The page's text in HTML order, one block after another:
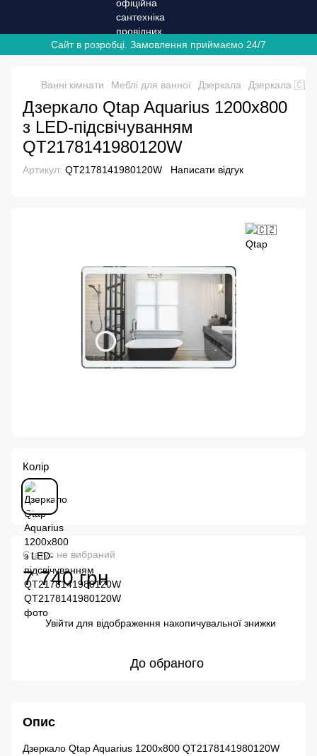
Сайт в розробці. Замовлення приймаємо 24/7
Ванні кімнати Меблі для ванної Дзеркала Дзеркала
Дзеркало Qtap Aquarius 1200х800
з LED-підсвічуванням
QT2178141980120W
Артикул: QT2178141980120W Написати відгук
Колір
Статус не вибраний
7 740 грн
Увійти для відображення накопичувальної знижки
До обраного
Опис
Дзеркало Qtap Aquarius 1200х800 QT2178141980120W